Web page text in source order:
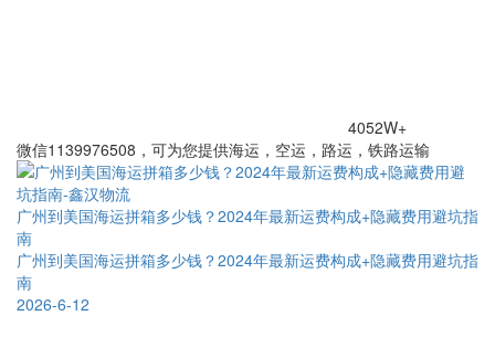
4052W+
微信1139976508，可为您提供海运，空运，路运，铁路运输
广州到美国海运拼箱多少钱？2024年最新运费构成+隐藏费用避坑指
南
广州到美国海运拼箱多少钱？2024年最新运费构成+隐藏费用避坑指
南
2026-6-12